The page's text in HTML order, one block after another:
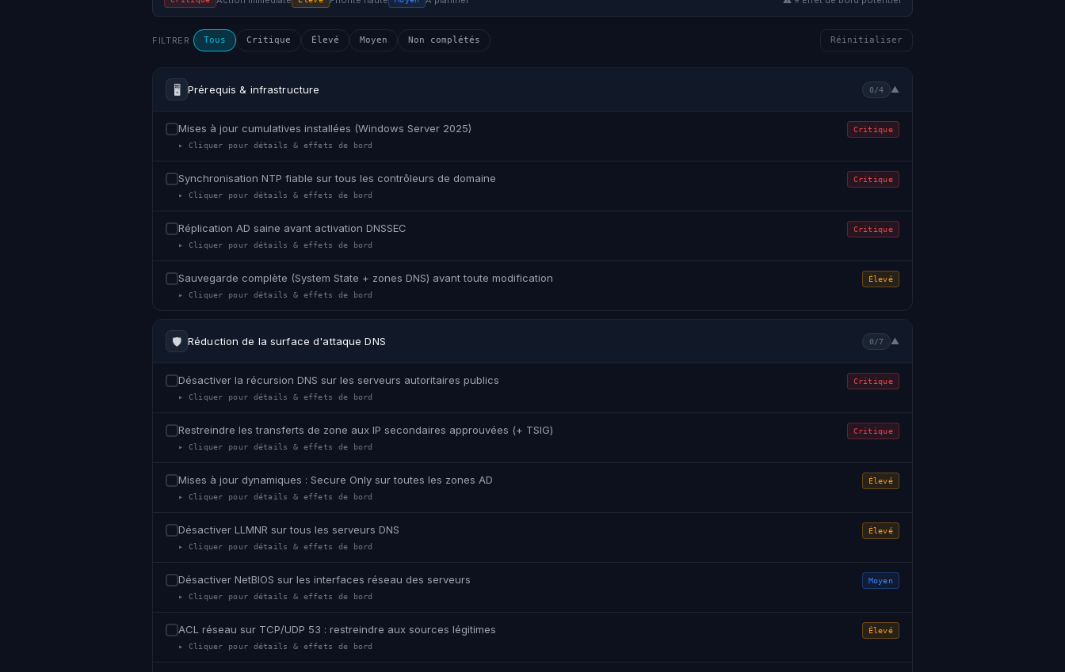
FILTRER Tous Critique Élevé Moyen Non complétés Réinitialiser
🖥 Prérequis & infrastructure 0/4 ▼
Mises à jour cumulatives installées (Windows Server 2025)
Critique
▸ Cliquer pour détails & effets de bord
Synchronisation NTP fiable sur tous les contrôleurs de domaine
Critique
▸ Cliquer pour détails & effets de bord
Réplication AD saine avant activation DNSSEC
Critique
▸ Cliquer pour détails & effets de bord
Sauvegarde complète (System State + zones DNS) avant toute modification
Élevé
▸ Cliquer pour détails & effets de bord
🛡 Réduction de la surface d'attaque DNS 0/7 ▼
Désactiver la récursion DNS sur les serveurs autoritaires publics
Critique
▸ Cliquer pour détails & effets de bord
Restreindre les transferts de zone aux IP secondaires approuvées (+ TSIG)
Critique
▸ Cliquer pour détails & effets de bord
Mises à jour dynamiques : Secure Only sur toutes les zones AD
Élevé
▸ Cliquer pour détails & effets de bord
Désactiver LLMNR sur tous les serveurs DNS
Élevé
▸ Cliquer pour détails & effets de bord
Désactiver NetBIOS sur les interfaces réseau des serveurs
Moyen
▸ Cliquer pour détails & effets de bord
ACL réseau sur TCP/UDP 53 : restreindre aux sources légitimes
Élevé
▸ Cliquer pour détails & effets de bord